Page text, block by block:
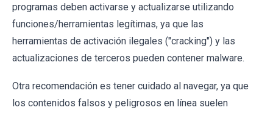
programas deben activarse y actualizarse utilizando
funciones/herramientas legítimas, ya que las
herramientas de activación ilegales ("cracking") y las
actualizaciones de terceros pueden contener malware.
Otra recomendación es tener cuidado al navegar, ya que
los contenidos falsos y peligrosos en línea suelen